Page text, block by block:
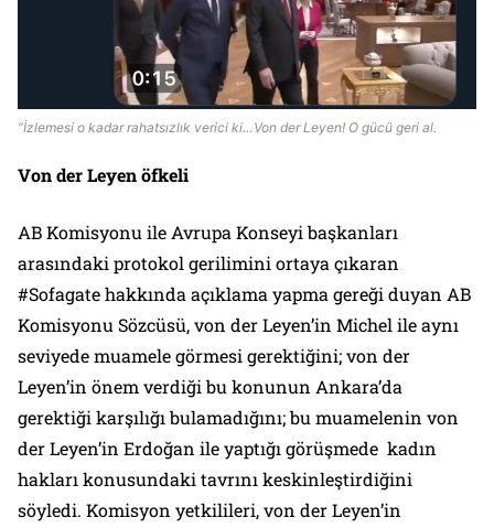
“İzlemesi o kadar rahatsızlık verici ki…Von der Leyen! O gücü geri al.
Von der Leyen öfkeli
AB Komisyonu ile Avrupa Konseyi başkanları
arasındaki protokol gerilimini ortaya çıkaran
#Sofagate hakkında açıklama yapma gereği duyan AB
Komisyonu Sözcüsü, von der Leyen’in Michel ile aynı
seviyede muamele görmesi gerektiğini; von der
Leyen’in önem verdiği bu konunun Ankara’da
gerektiği karşılığı bulamadığını; bu muamelenin von
der Leyen’in Erdoğan ile yaptığı görüşmede kadın
hakları konusundaki tavrını keskinleştirdiğini
söyledi. Komisyon yetkilileri, von der Leyen’in